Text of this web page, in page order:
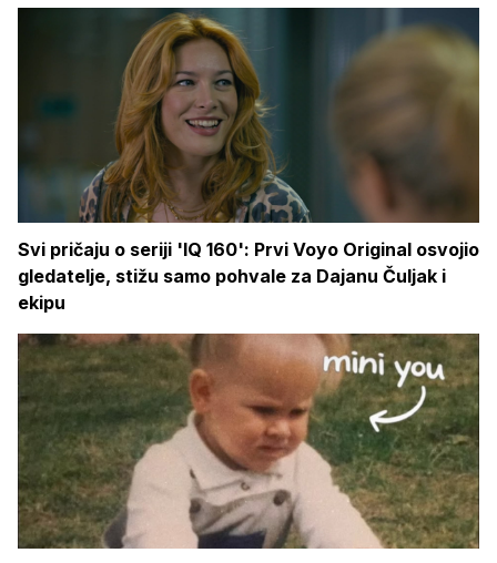
Svi pričaju o seriji 'IQ 160': Prvi Voyo Original osvojio
gledatelje, stižu samo pohvale za Dajanu Čuljak i
ekipu